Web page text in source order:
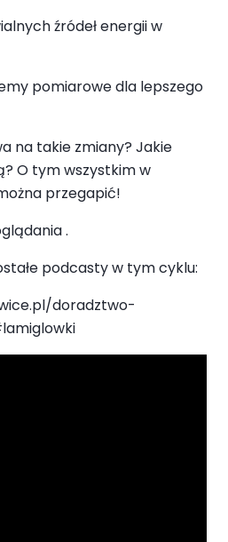
źródeł energii w
pomiarowe dla lepszego
na takie zmiany? Jakie
O tym wszystkim w
przegapić!
.
podcasty w tym cyklu:
doradztwo-